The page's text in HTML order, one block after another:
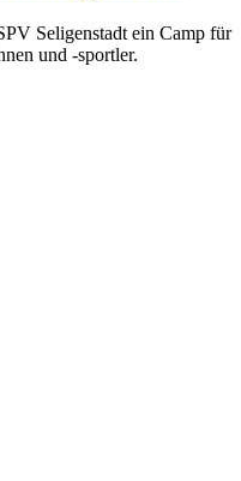
Seligenstadt ein Camp für
und -sportler.